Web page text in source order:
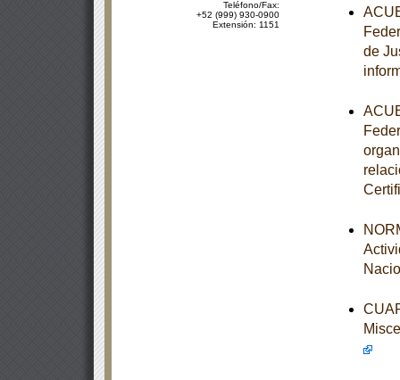
Teléfono/Fax:
+52 (999) 930-0900
Extensión: 1151
de